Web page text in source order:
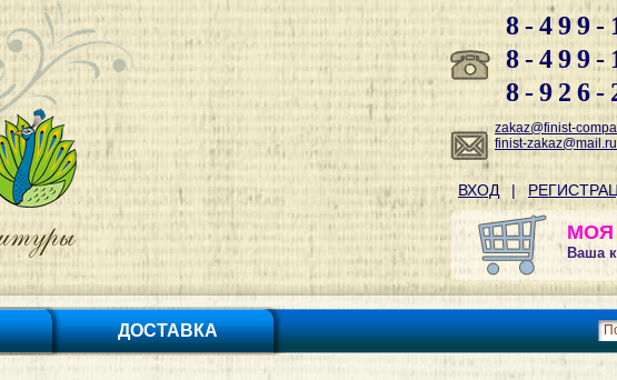
8-499-
8-499-
8-926-
zakaz@finist-
finist-zakaz@mail.ru
ВХОД |
МОЯ
Ваша
ДОСТАВКА